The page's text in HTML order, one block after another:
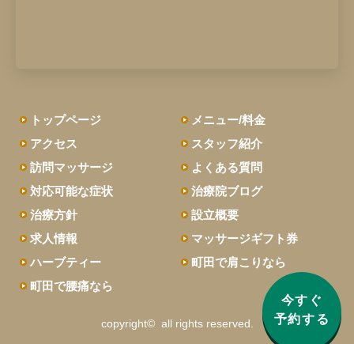
今すぐ
予約する
トップページ
メニュー/料金
アクセス
スタッフ紹介
訪問マッサージ
よくある質問
対応可能な症状
治療院ブログ
治療方針
設立概要
求人情報
マッサージギフト券
ハーブティー
町田で肩こりなら
町田で腰痛なら
copyright© all rights reserved.